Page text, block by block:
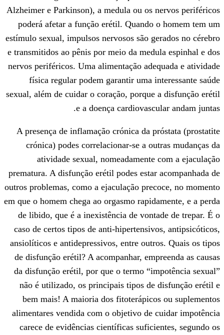
Alzheimer e Parkinson), a medula ou os
poderá afetar a função erétil. Quando
estímulo sexual, impulsos nervosos são
e transmitidos ao pênis por meio da
nervos periféricos. Uma alimentação
física regular podem garantir uma
sexual, além de cuidar o coração, porque
e a doença
A presença de inflamação crónica da
crónica) podes correlacionar-se a
atividade sexual, nomeadamente
prematura. A disfunção erétil podes estar
outros problemas, como a ejaculação
em que o homem chega ao orgasmo
de libido, que é a inexistência de
caso de certos tipos de anti-
ansiolíticos e antidepressivos, entre
de disfunção erétil? A acompanhar,
da disfunção erétil, por que o termo
não é utilizado, os principais tipos de
bem mais! A maioria dos
alimentares vendida com o objetivo de
carece de evidências científicas